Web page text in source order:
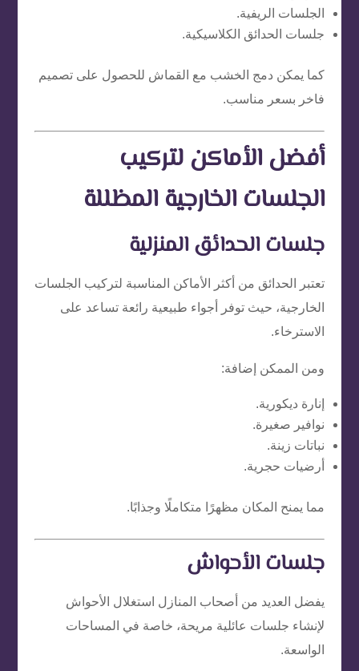
الجلسات الريفية.
جلسات الحدائق الكلاسيكية.
كما يمكن دمج الخشب مع القماش للحصول على تصميم
فاخر بسعر مناسب.
أفضل الأماكن لتركيب
الجلسات الخارجية المظللة
جلسات الحدائق المنزلية
تعتبر الحدائق من أكثر الأماكن المناسبة لتركيب الجلسات
الخارجية، حيث توفر أجواء طبيعية رائعة تساعد على
الاسترخاء.
ومن الممكن إضافة:
إنارة ديكورية.
نوافير صغيرة.
نباتات زينة.
أرضيات حجرية.
مما يمنح المكان مظهرًا متكاملًا وجذابًا.
جلسات الأحواش
يفضل العديد من أصحاب المنازل استغلال الأحواش
لإنشاء جلسات عائلية مريحة، خاصة في المساحات
الواسعة.